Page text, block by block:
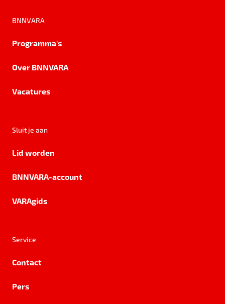
BNNVARA
Programma's
Over BNNVARA
Vacatures
Sluit je aan
Lid worden
BNNVARA-account
VARAgids
Service
Contact
Pers